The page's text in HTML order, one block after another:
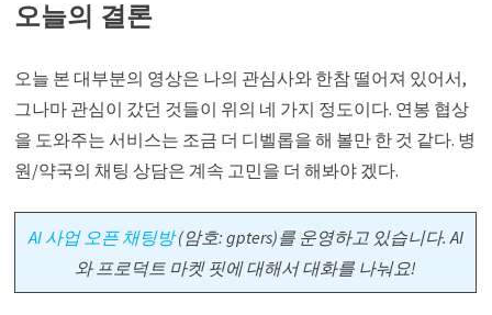
오늘의 결론
오늘 본 대부분의 영상은 나의 관심사와 한참 떨어져 있어서,
그나마 관심이 갔던 것들이 위의 네 가지 정도이다. 연봉 협상
을 도와주는 서비스는 조금 더 디벨롭을 해 볼만 한 것 같다. 병
원/약국의 채팅 상담은 계속 고민을 더 해봐야 겠다.
AI 사업 오픈 채팅방(암호: gpters)를 운영하고 있습니다. AI
와 프로덕트 마켓 핏에 대해서 대화를 나눠요!